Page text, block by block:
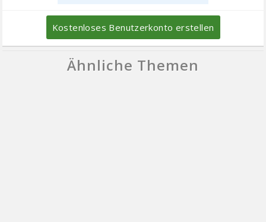
Kostenloses Benutzerkonto erstellen
Ähnliche Themen